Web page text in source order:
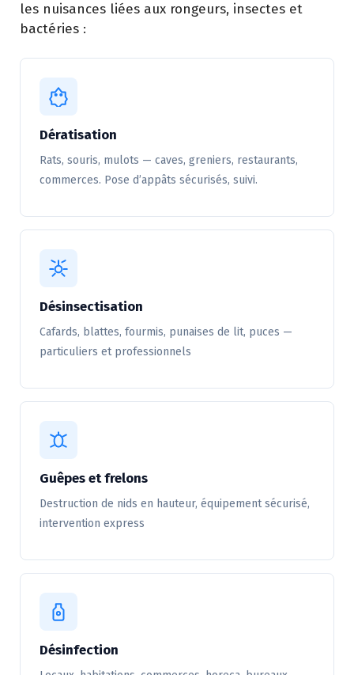
les nuisances liées aux rongeurs, insectes et
bactéries :
Dératisation
Rats, souris, mulots — caves, greniers, restaurants,
commerces. Pose d’appâts sécurisés, suivi.
Désinsectisation
Cafards, blattes, fourmis, punaises de lit, puces —
particuliers et professionnels
Guêpes et frelons
Destruction de nids en hauteur, équipement sécurisé,
intervention express
Désinfection